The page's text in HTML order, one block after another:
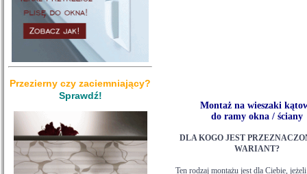
Montaż na wieszaki
do ramy okna / ściany
DLA KOGO JEST
WARIANT?
Ten rodzaj montażu jest dla Ciebie,
Przezierny czy zaciemniający?
Sprawdź!